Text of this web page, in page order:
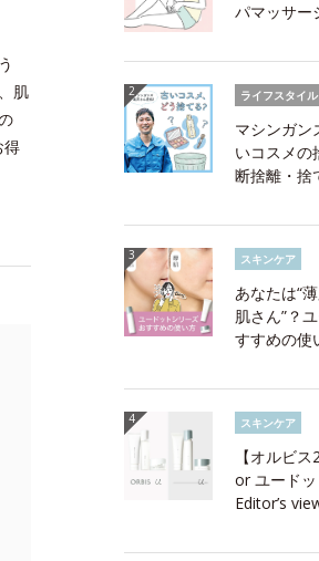
肌
得
パマッサー
ライフスタイル
マシンガン
いコスメの
断捨離・捨
スキンケア
あなたは“
肌さん”？
すすめの使
スキンケア
【オルビ
or ユードッ
Editor’s